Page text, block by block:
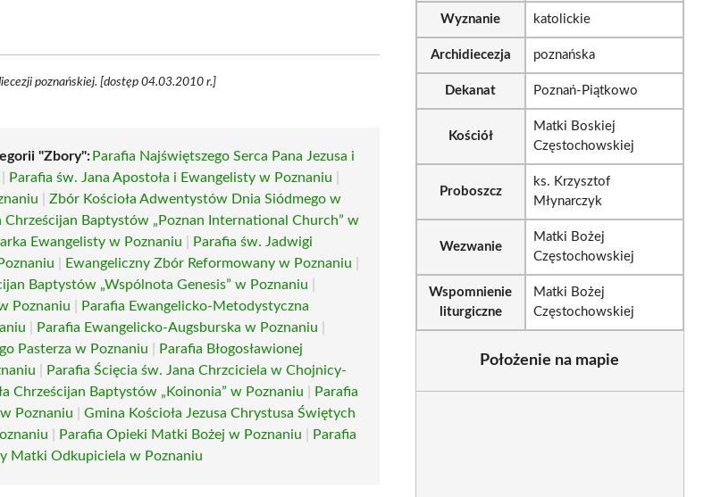
poznańskiej. [dostęp 04.03.2010 r.]
"Zbory":Parafia Najświętszego Serca Pana Jezusa i
Parafia św. Jana Apostoła i Ewangelisty w Poznaniu
|Zbór Kościoła Adwentystów Dnia Siódmego w
Chrześcijan Baptystów „Poznan International Church” w
Ewangelisty w Poznaniu
Parafia św. Jadwigi
Ewangeliczny Zbór Reformowany w Poznaniu
Baptystów „Wspólnota Genesis” w Poznaniu
Poznaniu
Parafia Ewangelicko-Metodystyczna
Parafia Ewangelicko-Augsburska w Poznaniu
Pasterza w Poznaniu
Parafia Błogosławionej
Parafia Ścięcia św. Jana Chrzciciela w Chojnicy-
Chrześcijan Baptystów „Koinonia” w Poznaniu
Parafia
Poznaniu |Gmina Kościoła Jezusa Chrystusa Świętych
Parafia Opieki Matki Bożej w Poznaniu
Parafia
Matki Odkupiciela w Poznaniu
Wyznanie katolickie
Archidiecezja poznańska
Dekanat Poznań-Piątkowo
Kościół
Matki Boskiej
Częstochowskiej
Proboszcz
ks. Krzysztof
Młynarczyk
Wezwanie
Matki Bożej
Częstochowskiej
Wspomnienie
liturgiczne
Matki Bożej
Częstochowskiej
Położenie na mapie